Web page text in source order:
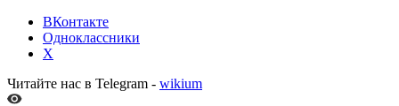
ВКонтакте
Одноклассники
X
Читайте нас в Telegram - wikium